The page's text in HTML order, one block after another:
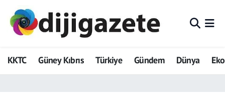
KKTC Güney Kıbrıs Türkiye Gündem Dünya
ADVERTORIAL
Dijigazete
Hava Durumu
Trafik Durumu